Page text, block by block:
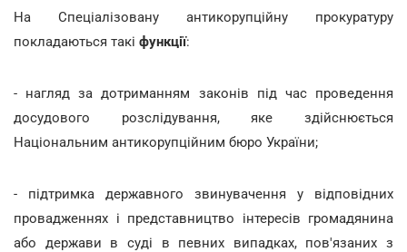
На Спеціалізовану антикорупційну прокуратуру
покладаються такі функції:
- нагляд за дотриманням законів під час проведення
досудового розслідування, яке здійснюється
Національним антикорупційним бюро України;
- підтримка державного звинувачення у відповідних
провадженнях і представництво інтересів громадянина
або держави в суді в певних випадках, пов'язаних з